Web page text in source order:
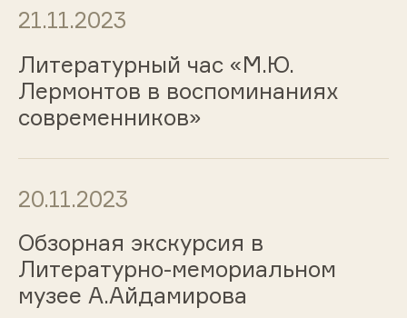
21.11.2023
Литературный час «М.Ю.
Лермонтов в воспоминаниях
современников»
20.11.2023
Обзорная экскурсия в
Литературно-мемориальном
музее А.Айдамирова